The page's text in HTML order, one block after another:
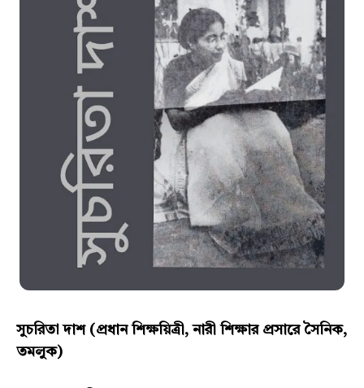
সুচরিতা দাশ (প্রধান শিক্ষয়িত্রী, নারী শিক্ষার প্রসারে সৈনিক,
তমলুক)